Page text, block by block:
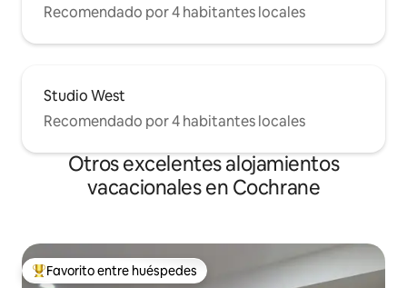
Recomendado por 4 habitantes locales
Studio West
Recomendado por 4 habitantes locales
Otros excelentes alojamientos
vacacionales en Cochrane
De los mejores en Favorito entre huéspedes
Favorito entre huéspedes